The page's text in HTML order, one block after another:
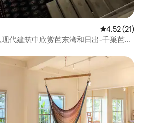
平均评分
4.52 (21)
代建筑中欣赏芭东湾和日出-千巣芭东